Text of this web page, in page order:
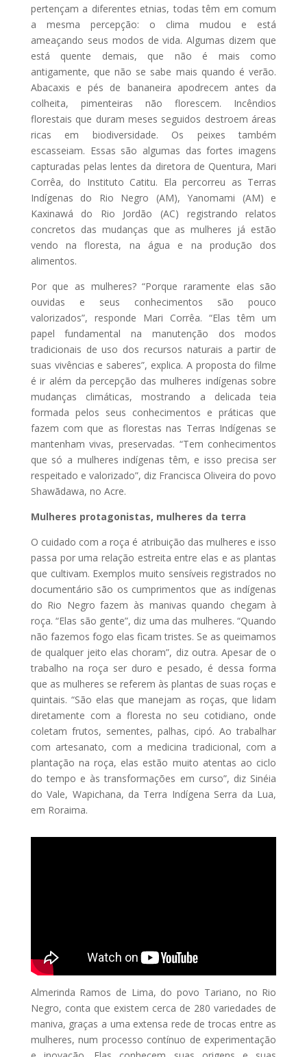
pertençam a diferentes etnias, todas têm em comum
a mesma percepção: o clima mudou e está
ameaçando seus modos de vida. Algumas dizem que
está quente demais, que não é mais como
antigamente, que não se sabe mais quando é verão.
Abacaxis e pés de bananeira apodrecem antes da
colheita, pimenteiras não florescem. Incêndios
florestais que duram meses seguidos destroem áreas
ricas em biodiversidade. Os peixes também
escasseiam. Essas são algumas das fortes imagens
capturadas pelas lentes da diretora de Quentura, Mari
Corrêa, do Instituto Catitu. Ela percorreu as Terras
Indígenas do Rio Negro (AM), Yanomami (AM) e
Kaxinawá do Rio Jordão (AC) registrando relatos
concretos das mudanças que as mulheres já estão
vendo na floresta, na água e na produção dos
alimentos.
Por que as mulheres? “Porque raramente elas são
ouvidas e seus conhecimentos são pouco
valorizados”, responde Mari Corrêa. “Elas têm um
papel fundamental na manutenção dos modos
tradicionais de uso dos recursos naturais a partir de
suas vivências e saberes”, explica. A proposta do filme
é ir além da percepção das mulheres indígenas sobre
mudanças climáticas, mostrando a delicada teia
formada pelos seus conhecimentos e práticas que
fazem com que as florestas nas Terras Indígenas se
mantenham vivas, preservadas. “Tem conhecimentos
que só a mulheres indígenas têm, e isso precisa ser
respeitado e valorizado”, diz Francisca Oliveira do povo
Shawãdawa, no Acre.
Mulheres protagonistas, mulheres da terra
O cuidado com a roça é atribuição das mulheres e isso
passa por uma relação estreita entre elas e as plantas
que cultivam. Exemplos muito sensíveis registrados no
documentário são os cumprimentos que as indígenas
do Rio Negro fazem às manivas quando chegam à
roça. “Elas são gente”, diz uma das mulheres. “Quando
não fazemos fogo elas ficam tristes. Se as queimamos
de qualquer jeito elas choram”, diz outra. Apesar de o
trabalho na roça ser duro e pesado, é dessa forma
que as mulheres se referem às plantas de suas roças e
quintais. “São elas que manejam as roças, que lidam
diretamente com a floresta no seu cotidiano, onde
coletam frutos, sementes, palhas, cipó. Ao trabalhar
com artesanato, com a medicina tradicional, com a
plantação na roça, elas estão muito atentas ao ciclo
do tempo e às transformações em curso”, diz Sinéia
do Vale, Wapichana, da Terra Indígena Serra da Lua,
em Roraima.
Almerinda Ramos de Lima, do povo Tariano, no Rio
Negro, conta que existem cerca de 280 variedades de
maniva, graças a uma extensa rede de trocas entre as
mulheres, num processo contínuo de experimentação